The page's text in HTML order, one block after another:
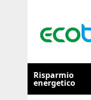
Risparmio
energetico